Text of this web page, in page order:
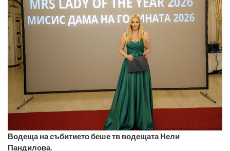
Водеща на събитието беше тв водещата Нели
Пандилова.